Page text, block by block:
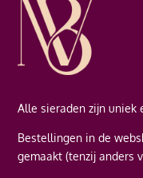
Alle sieraden zijn uniek
Bestellingen in de
gemaakt (tenzij anders